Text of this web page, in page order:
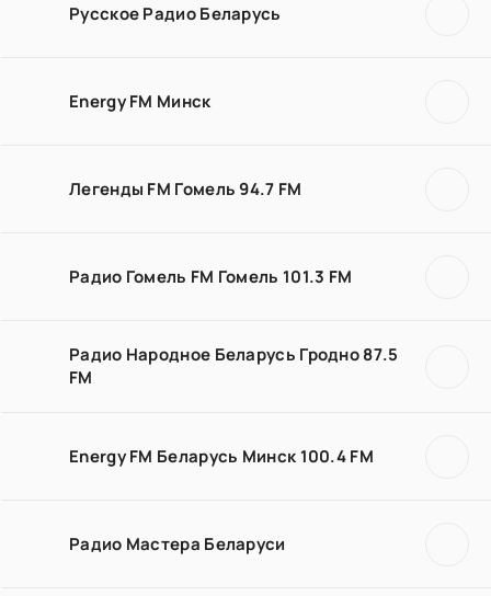
Русское Радио Беларусь
Energy FM Минск
Легенды FM Гомель 94.7 FM
Радио Гомель FM Гомель 101.3 FM
Радио Народное Беларусь Гродно 87.5
FM
Energy FM Беларусь Минск 100.4 FM
Радио Мастера Беларуси